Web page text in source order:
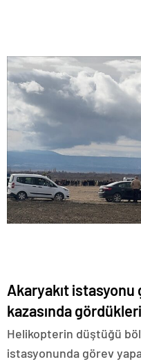
Akaryakıt
kazasında
Helikopterin düştüğü
istasyonunda görev